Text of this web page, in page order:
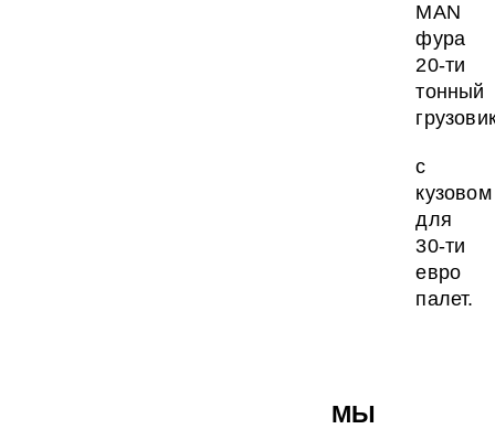
MAN
фура
20-ти
тонный
с
кузовом
для
30-ти
евро
палет.
МЫ